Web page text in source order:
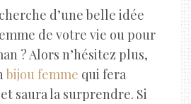
d’une belle idée
de votre vie ou pour
? Alors n’hésitez plus,
bijou femme qui fera
saura la surprendre. Si